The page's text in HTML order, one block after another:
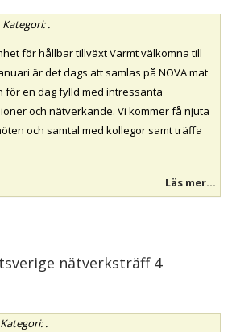
Kategori: .
för hållbar tillväxt Varmt välkomna till
är det dags att samlas på NOVA mat
för en dag fylld med intressanta
och nätverkande. Vi kommer få njuta
och samtal med kollegor samt träffa
Läs mer...
nätverksträff 4
.